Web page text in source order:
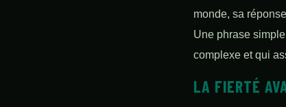
monde, sa
Une phrase
complexe et qui
LA FIERTÉ